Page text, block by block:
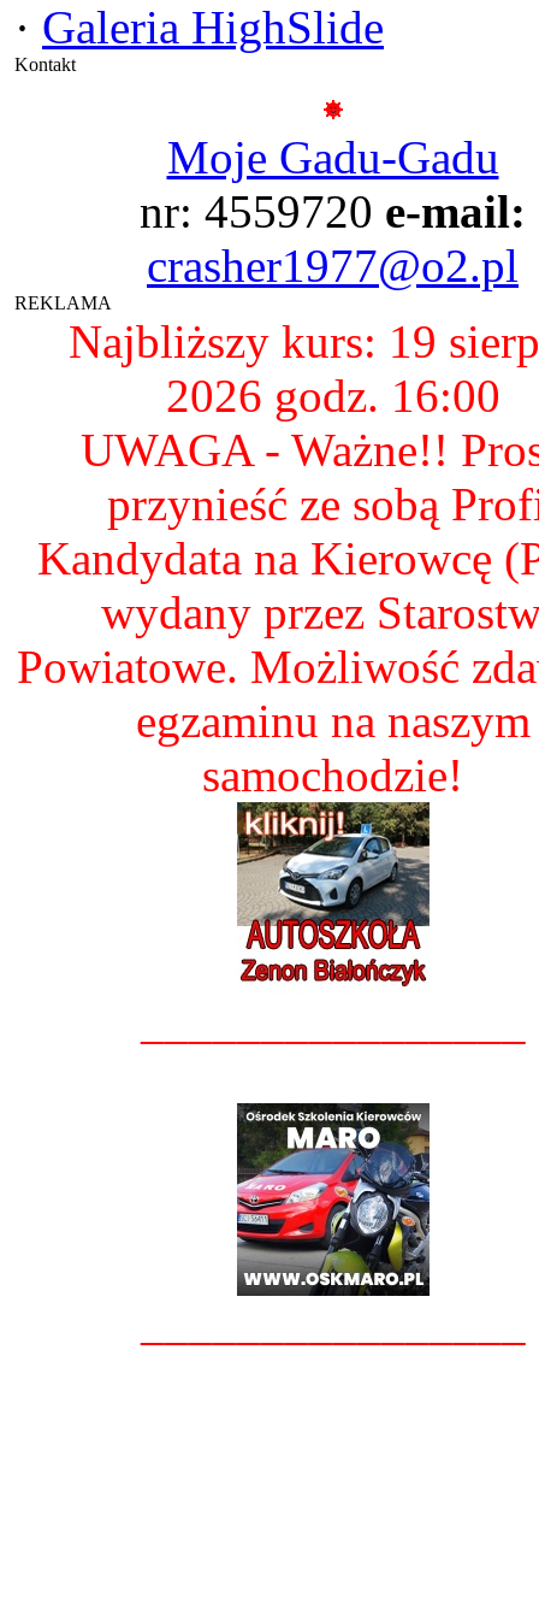
· Galeria HighSlide
Kontakt
Moje Gadu-Gadu
nr: 4559720 e-mail:
crasher1977@o2.pl
REKLAMA
Najbliższy kurs: 19
2026 godz. 16:00
UWAGA - Ważne!!
przynieść ze sobą
Kandydata na Kierowcę
wydany przez
Powiatowe. Możliwość
egzaminu na naszym
samochodzie!